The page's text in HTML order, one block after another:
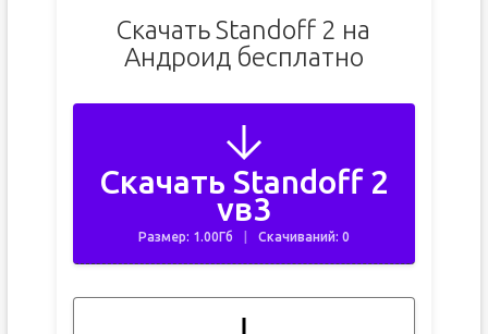
Скачать Standoff 2 на
Андроид бесплатно
Скачать Standoff 2
vв3
Размер: 1.00Гб Скачиваний: 0